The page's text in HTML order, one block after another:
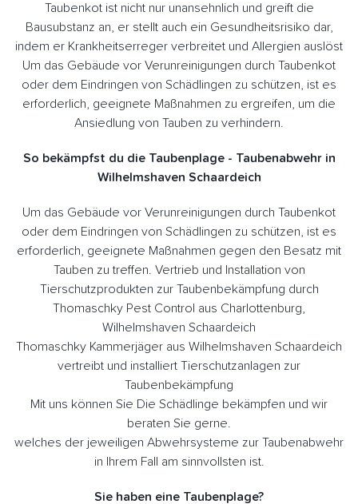
Taubenkot ist nicht nur unansehnlich und greift die
Bausubstanz an, er stellt auch ein Gesundheitsrisiko dar,
indem er Krankheitserreger verbreitet und Allergien auslöst
Um das Gebäude vor Verunreinigungen durch Taubenkot
oder dem Eindringen von Schädlingen zu schützen, ist es
erforderlich, geeignete Maßnahmen zu ergreifen, um die
Ansiedlung von Tauben zu verhindern.
So bekämpfst du die Taubenplage - Taubenabwehr in
Wilhelmshaven Schaardeich
Um das Gebäude vor Verunreinigungen durch Taubenkot
oder dem Eindringen von Schädlingen zu schützen, ist es
erforderlich, geeignete Maßnahmen gegen den Besatz mit
Tauben zu treffen. Vertrieb und Installation von
Tierschutzprodukten zur Taubenbekämpfung durch
Thomaschky Pest Control aus Charlottenburg,
Wilhelmshaven Schaardeich
Thomaschky Kammerjäger aus Wilhelmshaven Schaardeich
vertreibt und installiert Tierschutzanlagen zur
Taubenbekämpfung
Mit uns können Sie Die Schädlinge bekämpfen und wir
beraten Sie gerne.
welches der jeweiligen Abwehrsysteme zur Taubenabwehr
in Ihrem Fall am sinnvollsten ist.
Sie haben eine Taubenplage?